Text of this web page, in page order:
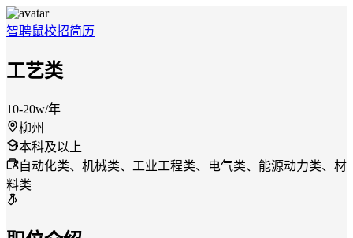
智聘鼠校招简历
工艺类
10-20w/年
柳州
本科及以上
自动化类、机械类、工业工程类、电气类、能源动力类、材
料类